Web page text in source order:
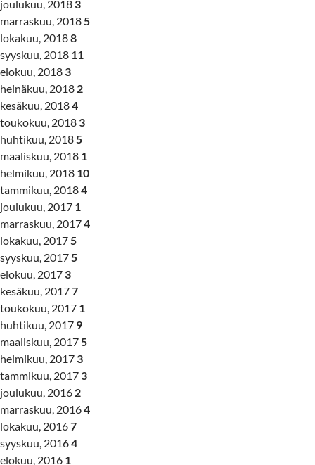
joulukuu, 2018 3
marraskuu, 2018 5
lokakuu, 20188
syyskuu, 2018 11
elokuu, 2018 3
heinäkuu, 2018 2
kesäkuu, 20184
toukokuu, 2018 3
huhtikuu, 2018 5
maaliskuu, 2018 1
helmikuu, 2018 10
tammikuu, 20184
joulukuu, 2017 1
marraskuu, 20174
lokakuu, 2017 5
syyskuu, 2017 5
elokuu, 2017 3
kesäkuu, 20177
toukokuu, 2017 1
huhtikuu, 2017 9
maaliskuu, 2017 5
helmikuu, 2017 3
tammikuu, 2017 3
joulukuu, 2016 2
marraskuu, 20164
lokakuu, 20167
syyskuu, 20164
elokuu, 2016 1